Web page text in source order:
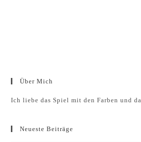
Über Mich
Ich liebe das Spiel mit den Farben und
Neueste Beiträge